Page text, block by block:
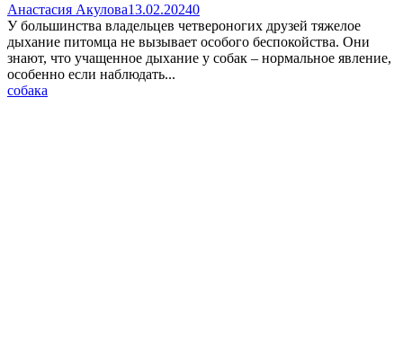
Анастасия Акулова13.02.20240
У большинства владельцев четвероногих друзей тяжелое
дыхание питомца не вызывает особого беспокойства. Они
знают, что учащенное дыхание у собак – нормальное явление,
особенно если наблюдать...
собака